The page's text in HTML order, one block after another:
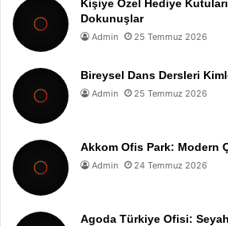
Kişiye Özel Hediye
Dokunuşlar
Admin 25 Temmuz 2026
Bireysel Dans Dersleri
Admin 25 Temmuz 2026
Akkom Ofis Park: Modern
Admin 24 Temmuz 2026
Agoda Türkiye Ofisi: